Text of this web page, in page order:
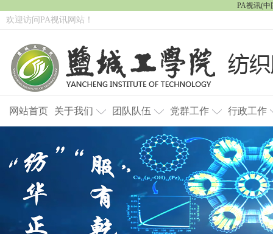
PA视讯(中
欢迎访问PA视讯网站！
网站首页 关于我们 团队队伍 党群工作 行政工作